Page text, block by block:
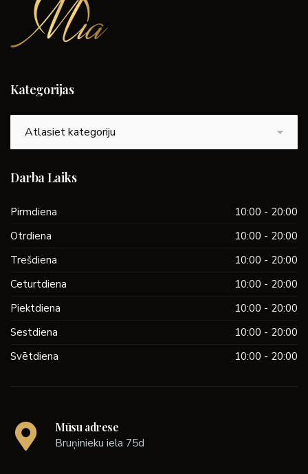
Kategorijas
Darba Laiks
Pirmdiena
10:00 - 20:00
Otrdiena
10:00 - 20:00
Trešdiena
10:00 - 20:00
Ceturtdiena
10:00 - 20:00
Piektdiena
10:00 - 20:00
Sestdiena
10:00 - 20:00
Svētdiena
10:00 - 20:00
Mūsu adrese
Bruņinieku iela 75d